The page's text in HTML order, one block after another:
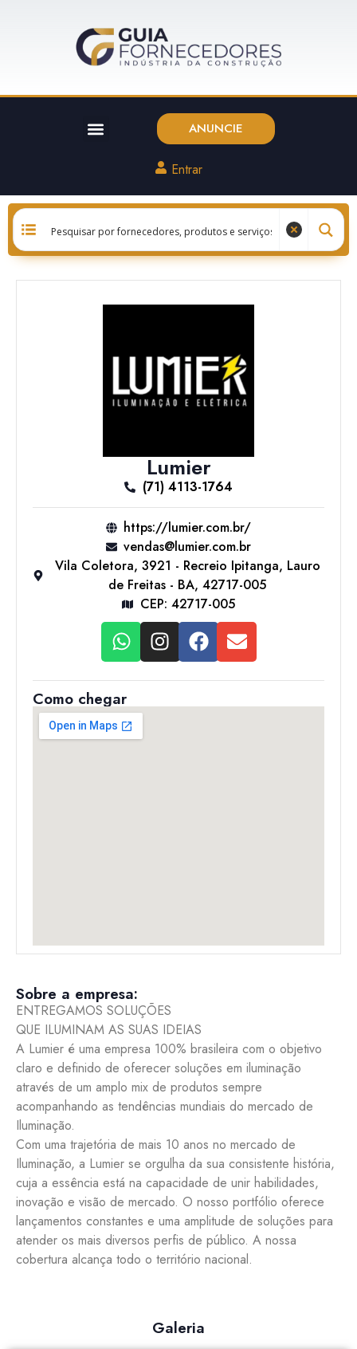
ANUNCIE
Entrar
Lumier
(71) 4113-1764
https://lumier.com.br/
vendas@lumier.com.br
Vila Coletora, 3921 - Recreio Ipitanga, Lauro
de Freitas - BA, 42717-005
CEP: 42717-005
Como chegar
Sobre a empresa:
ENTREGAMOS SOLUÇÕES
QUE ILUMINAM AS SUAS IDEIAS
A Lumier é uma empresa 100% brasileira com o objetivo
claro e definido de oferecer soluções em iluminação
através de um amplo mix de produtos sempre
acompanhando as tendências mundiais do mercado de
Iluminação.
Com uma trajetória de mais 10 anos no mercado de
Iluminação, a Lumier se orgulha da sua consistente história,
cuja a essência está na capacidade de unir habilidades,
inovação e visão de mercado. O nosso portfólio oferece
lançamentos constantes e uma amplitude de soluções para
atender os mais diversos perfis de público. A nossa
cobertura alcança todo o território nacional.
Galeria